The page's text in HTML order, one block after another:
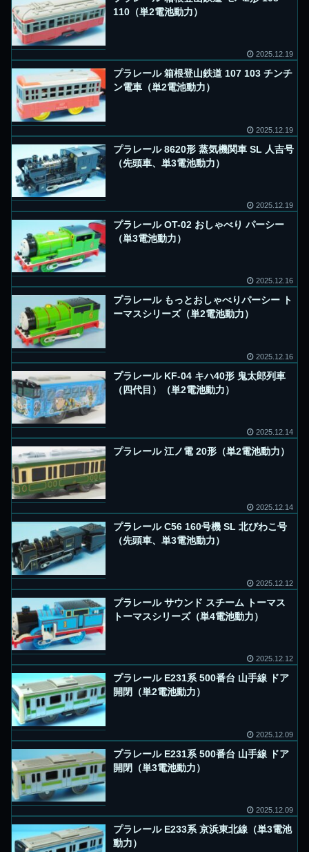
110（単2電池動力）
2025.12.19
プラレール 箱根登山鉄道 107 103 チンチ
ン電車（単2電池動力）
2025.12.19
プラレール 8620形 蒸気機関車 SL 人吉号
（先頭車、単3電池動力）
2025.12.19
プラレール OT-02 おしゃべり パーシー
（単3電池動力）
2025.12.16
プラレール もっとおしゃべりパーシー ト
ーマスシリーズ（単2電池動力）
2025.12.16
プラレール KF-04 キハ40形 鬼太郎列車
（四代目）（単2電池動力）
2025.12.14
プラレール 江ノ電 20形（単2電池動力）
2025.12.14
プラレール C56 160号機 SL 北びわこ号
（先頭車、単3電池動力）
2025.12.12
プラレール サウンド スチーム トーマス
トーマスシリーズ（単4電池動力）
2025.12.12
プラレール E231系 500番台 山手線 ドア
開閉（単2電池動力）
2025.12.09
プラレール E231系 500番台 山手線 ドア
開閉（単3電池動力）
2025.12.09
プラレール E233系 京浜東北線（単3電池
動力）